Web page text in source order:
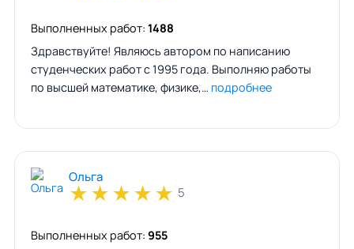
Выполненных работ: 1488
Здравствуйте! Являюсь автором по написанию
студенческих работ с 1995 года. Выполняю работы
по высшей математике, физике,… подробнее
Ольга
★★★★★ 5
Выполненных работ: 955